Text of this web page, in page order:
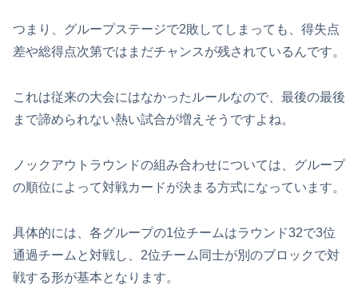
つまり、グループステージで2敗してしまっても、得失点
差や総得点次第ではまだチャンスが残されているんです。
これは従来の大会にはなかったルールなので、最後の最後
まで諦められない熱い試合が増えそうですよね。
ノックアウトラウンドの組み合わせについては、グループ
の順位によって対戦カードが決まる方式になっています。
具体的には、各グループの1位チームはラウンド32で3位
通過チームと対戦し、2位チーム同士が別のブロックで対
戦する形が基本となります。